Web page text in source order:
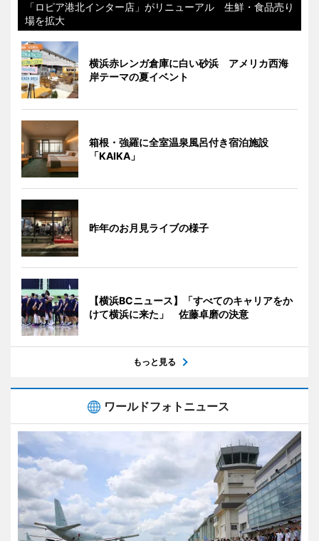
「ロピア港北インター店」がリニューアル 生鮮・食品売り
場を拡大
横浜赤レンガ倉庫に白い砂浜 アメリカ西海
岸テーマの夏イベント
箱根・強羅に全室温泉風呂付き宿泊施設
「KAIKA」
昨年のお月見ライブの様子
【横浜BCニュース】「すべてのキャリアをか
けて横浜に来た」 佐藤卓磨の決意
もっと見る
ワールドフォトニュース